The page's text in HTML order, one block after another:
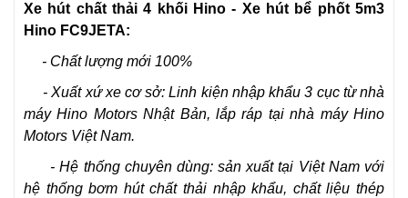
Xe hút chất thải 4 khối Hino - Xe hút bể phốt 5m3
Hino FC9JETA:
- Chất lượng mới 100%
- Xuất xứ xe cơ sở: Linh kiện nhập khẩu 3 cục từ nhà
máy Hino Motors Nhật Bản, lắp ráp tại nhà máy Hino
Motors Việt Nam.
- Hệ thống chuyên dùng: sản xuất tại Việt Nam với
hệ thống bơm hút chất thải nhập khẩu, chất liệu thép